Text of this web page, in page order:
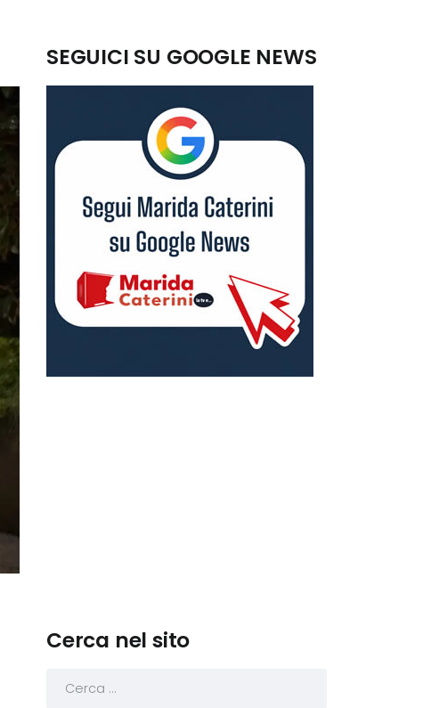
SEGUICI SU GOOGLE NEWS
Cerca nel sito